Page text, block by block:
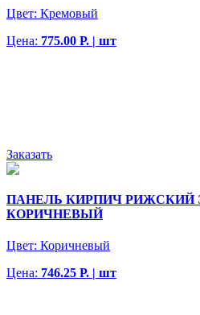
Цвет: Кремовый
Цена: 775.00 Р. | шт
Заказать
ПАНЕЛЬ КИРПИЧ РИЖСКИЙ
КОРИЧНЕВЫЙ
Цвет: Коричневый
Цена: 746.25 Р. | шт